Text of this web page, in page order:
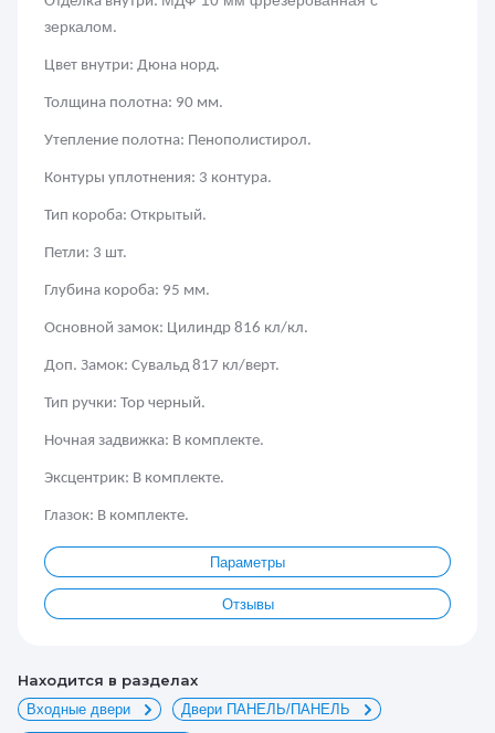
зеркалом.
Цвет внутри: Дюна норд.
Толщина полотна: 90 мм.
Утепление полотна: Пенополистирол.
Контуры уплотнения: 3 контура.
Тип короба: Открытый.
Петли: 3 шт.
Глубина короба: 95 мм.
Основной замок: Цилиндр 816 кл/кл.
Доп. Замок: Сувальд 817 кл/верт.
Тип ручки: Тор черный.
Ночная задвижка: В комплекте.
Эксцентрик: В комплекте.
Глазок: В комплекте.
Параметры
Отзывы
Находится в разделах
Входные двери Двери ПАНЕЛЬ/ПАНЕЛЬ